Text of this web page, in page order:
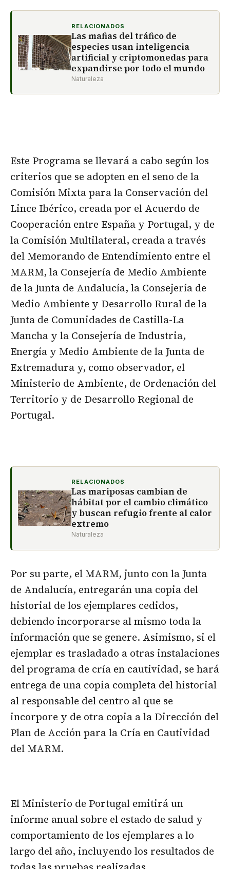
RELACIONADOS
Las mafias del tráfico de
especies usan inteligencia
artificial y criptomonedas para
expandirse por todo el mundo
Naturaleza
Este Programa se llevará a cabo según los
criterios que se adopten en el seno de la
Comisión Mixta para la Conservación del
Lince Ibérico, creada por el Acuerdo de
Cooperación entre España y Portugal, y de
la Comisión Multilateral, creada a través
del Memorando de Entendimiento entre el
MARM, la Consejería de Medio Ambiente
de la Junta de Andalucía, la Consejería de
Medio Ambiente y Desarrollo Rural de la
Junta de Comunidades de Castilla-La
Mancha y la Consejería de Industria,
Energía y Medio Ambiente de la Junta de
Extremadura y, como observador, el
Ministerio de Ambiente, de Ordenación del
Territorio y de Desarrollo Regional de
Portugal.
RELACIONADOS
Las mariposas cambian de
hábitat por el cambio climático
y buscan refugio frente al calor
extremo
Naturaleza
Por su parte, el MARM, junto con la Junta
de Andalucía, entregarán una copia del
historial de los ejemplares cedidos,
debiendo incorporarse al mismo toda la
información que se genere. Asimismo, si el
ejemplar es trasladado a otras instalaciones
del programa de cría en cautividad, se hará
entrega de una copia completa del historial
al responsable del centro al que se
incorpore y de otra copia a la Dirección del
Plan de Acción para la Cría en Cautividad
del MARM.
El Ministerio de Portugal emitirá un
informe anual sobre el estado de salud y
comportamiento de los ejemplares a lo
largo del año, incluyendo los resultados de